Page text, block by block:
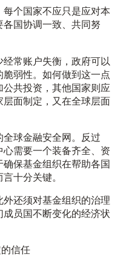
个国家不应只是应对本
国协调一致、共同努
常账户失衡，政府可以
弱性。如何做到这一点
共投资，其他国家则应
面制定，又在全球层面
球金融安全网。反过
需要一个装备齐全、资
保基金组织在帮助各国
十分关键。
还须对基金组织的治理
员国不断变化的经济状
信任